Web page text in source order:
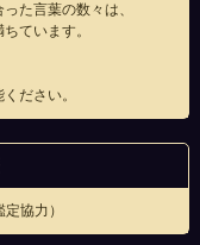
た言葉の数々は、
ています。
ださい。
協力）